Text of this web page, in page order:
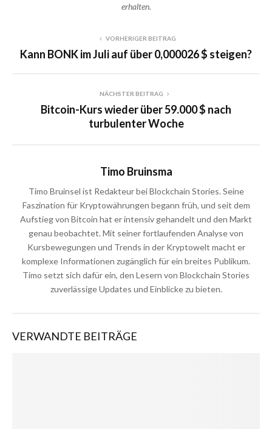
erhalten.
VORHERIGER BEITRAG
Kann BONK im Juli auf über 0,000026 $ steigen?
NÄCHSTER BEITRAG
Bitcoin-Kurs wieder über 59.000 $ nach
turbulenter Woche
Timo Bruinsma
Timo Bruinsel ist Redakteur bei Blockchain Stories. Seine
Faszination für Kryptowährungen begann früh, und seit dem
Aufstieg von Bitcoin hat er intensiv gehandelt und den Markt
genau beobachtet. Mit seiner fortlaufenden Analyse von
Kursbewegungen und Trends in der Kryptowelt macht er
komplexe Informationen zugänglich für ein breites Publikum.
Timo setzt sich dafür ein, den Lesern von Blockchain Stories
zuverlässige Updates und Einblicke zu bieten.
VERWANDTE BEITRÄGE